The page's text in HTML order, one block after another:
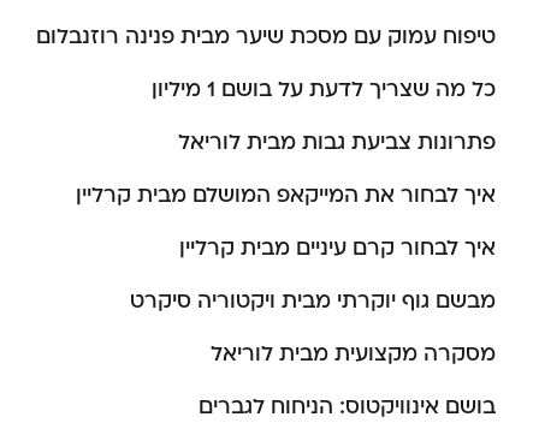
טיפוח עמוק עם מסכת שיער מבית פנינה רוזנבלום
כל מה שצריך לדעת על בושם 1 מיליון
פתרונות צביעת גבות מבית לוריאל
איך לבחור את המייקאפ המושלם מבית קרליין
איך לבחור קרם עיניים מבית קרליין
מבשם גוף יוקרתי מבית ויקטוריה סיקרט
מסקרה מקצועית מבית לוריאל
בושם אינוויקטוס: הניחוח לגברים